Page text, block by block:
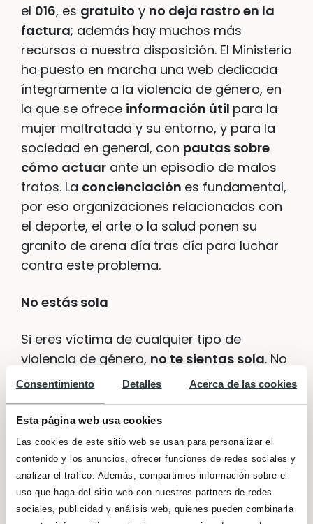
Consentimiento Detalles Acerca de las cookies
Esta página web usa cookies
Las cookies de este sitio web se usan para personalizar el
contenido y los anuncios, ofrecer funciones de redes sociales y
analizar el tráfico. Además, compartimos información sobre el
uso que haga del sitio web con nuestros partners de redes
sociales, publicidad y análisis web, quienes pueden combinarla
el 016, es gratuito y no deja rastro en la
factura; además hay muchos más
recursos a nuestra disposición. El Ministerio
ha puesto en marcha una web dedicada
íntegramente a la violencia de género, en
la que se ofrece información útil para la
mujer maltratada y su entorno, y para la
sociedad en general, con pautas sobre
cómo actuar ante un episodio de malos
tratos. La concienciación es fundamental,
por eso organizaciones relacionadas con
el deporte, el arte o la salud ponen su
granito de arena día tras día para luchar
contra este problema.
No estás sola
Si eres víctima de cualquier tipo de
violencia de género, no te sientas sola. No
lo estás. Si sufres cualquier tipo de
tu lado, la sociedad te apoya y tu entorno
también. Y son muchos los recursos que
tienes a tu alcance para acabar de una
vez por toda con esta situación. Puedes
descargarte laaplicación ‘Libres’ en tu
móvil , cuyo icono aparece camuflado en